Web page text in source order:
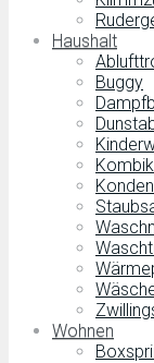
Haushalt
Buggy
Wohnen